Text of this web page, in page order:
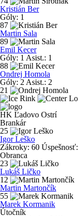
Kristián Ber
Góly: 1
87
Martin Sala
89
Emil Kecer
Góly: 1 Asist.: 1
88
Ondrej Homola
Góly: 2 Asist.: 2
21
HK Ľadovo Ostrí
Brankár
25
Igor Leško
Zákroky: 60 Úspešnosť:
Obranca
23
Lukáš Ličko
12
Martin Martončík
55
Marek Kormanik
Útočník